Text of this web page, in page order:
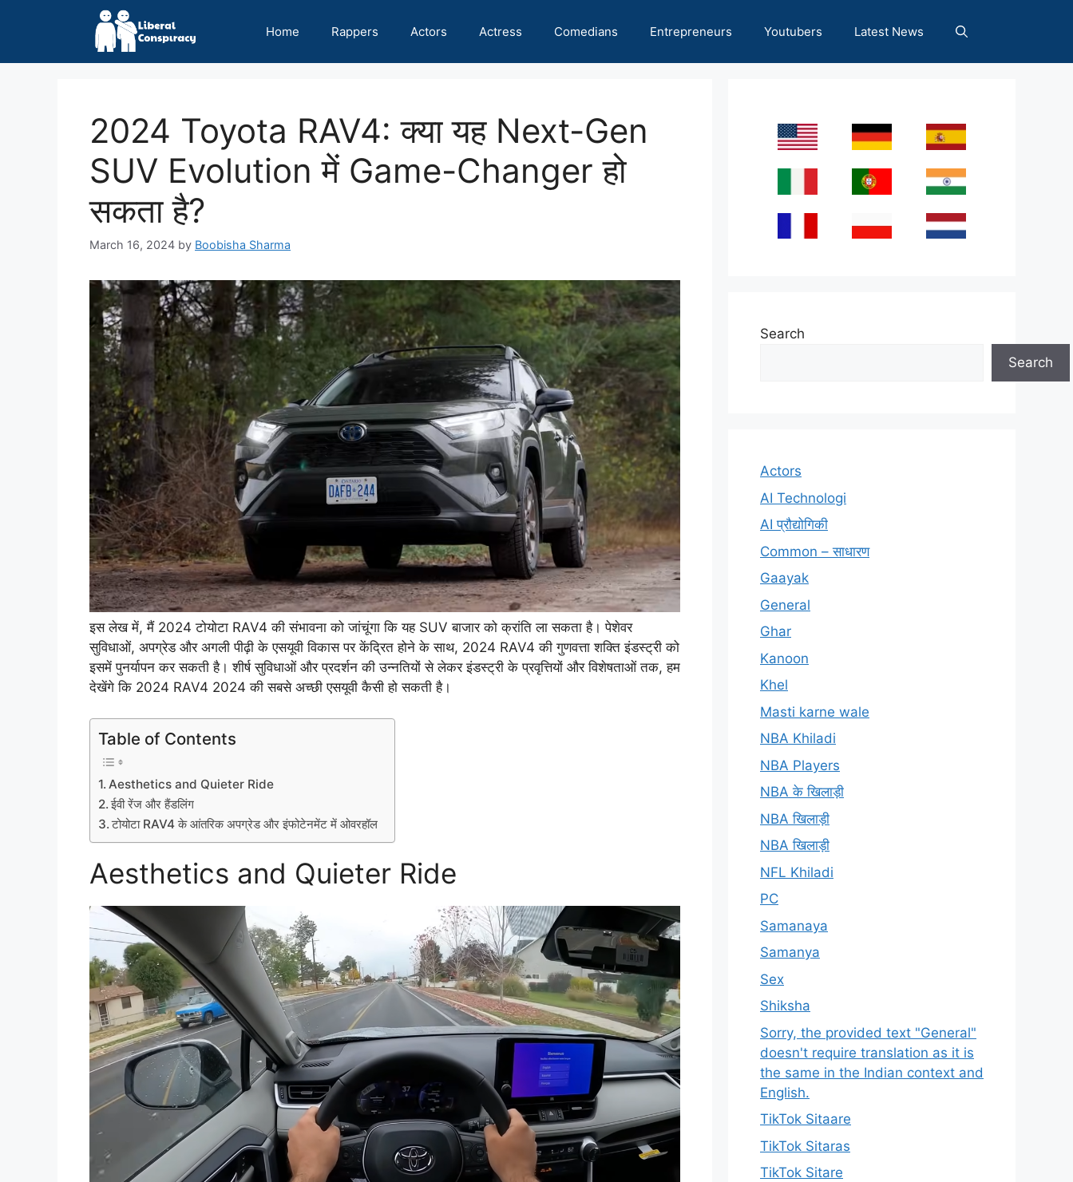
Home Rappers Actors Actress Comedians Entrepreneurs Youtubers Latest News
2024 Toyota RAV4: क्या यह Next-Gen
SUV Evolution में Game-Changer हो
सकता है?
March 16, 2024 by Boobisha Sharma
इस लेख में, मैं 2024 टोयोटा RAV4 की संभावना को जांचूंगा कि यह SUV बाजार को क्रांति ला सकता है। पेशेवर
सुविधाओं, अपग्रेड और अगली पीढ़ी के एसयूवी विकास पर केंद्रित होने के साथ, 2024 RAV4 की गुणवत्ता शक्ति इंडस्ट्री को
इसमें पुनर्यापन कर सकती है। शीर्ष सुविधाओं और प्रदर्शन की उन्नतियों से लेकर इंडस्ट्री के प्रवृत्तियों और विशेषताओं तक, हम
देखेंगे कि 2024 RAV4 2024 की सबसे अच्छी एसयूवी कैसी हो सकती है।
Table of Contents
Aesthetics and Quieter Ride
ईवी रेंज और हैंडलिंग
टोयोटा RAV4 के आंतरिक अपग्रेड और इंफोटेनमेंट में ओवरहॉल
Aesthetics and Quieter Ride
Search
Search
Actors
AI Technologi
AI प्रौद्योगिकी
Common – साधारण
Gaayak
General
Ghar
Kanoon
Khel
Masti karne wale
NBA Khiladi
NBA Players
NBA के खिलाड़ी
NBA खिलाड़ी
NBA खिलाड़ी
NFL Khiladi
PC
Samanaya
Samanya
Sex
Shiksha
Sorry, the provided text "General"
doesn't require translation as it is
the same in the Indian context and
English.
TikTok Sitaare
TikTok Sitaras
TikTok Sitare